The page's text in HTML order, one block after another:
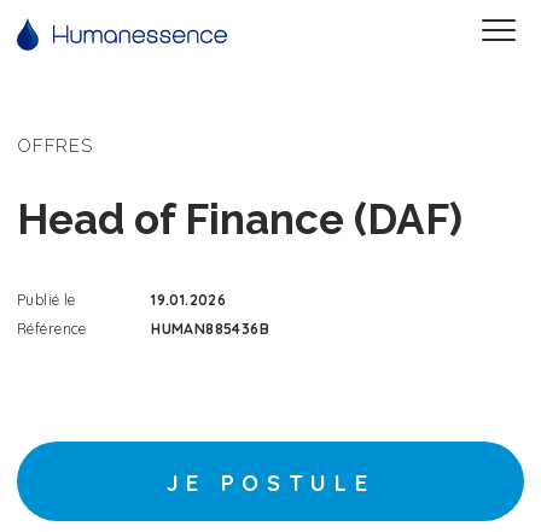
OFFRES
Head of Finance (DAF)
Publié le
19.01.2026
Référence
HUMAN885436B
JE POSTULE